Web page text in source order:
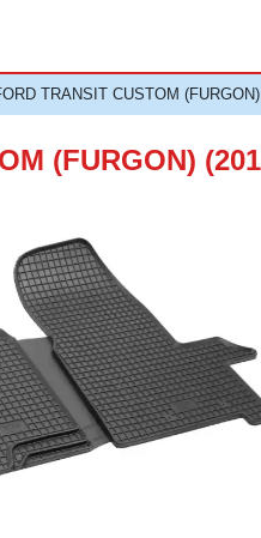
TRANSIT CUSTOM
(FURGON)